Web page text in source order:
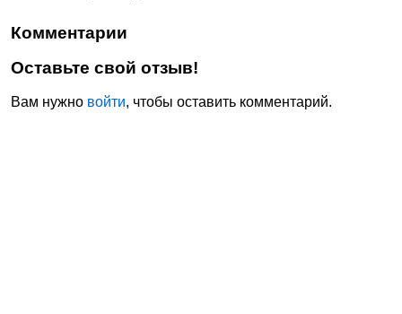
Комментарии
Оставьте свой отзыв!
Вам нужно войти, чтобы оставить комментарий.